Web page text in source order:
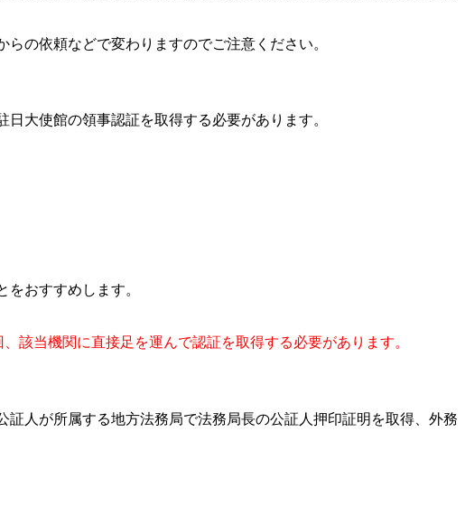
の依頼などで変わりますのでご注意ください。
日大使館の領事認証を取得する必要があります。
おすすめします。
該当機関に直接足を運んで認証を取得する必要があります。
人が所属する地方法務局で法務局長の公証人押印証明を取得、外務